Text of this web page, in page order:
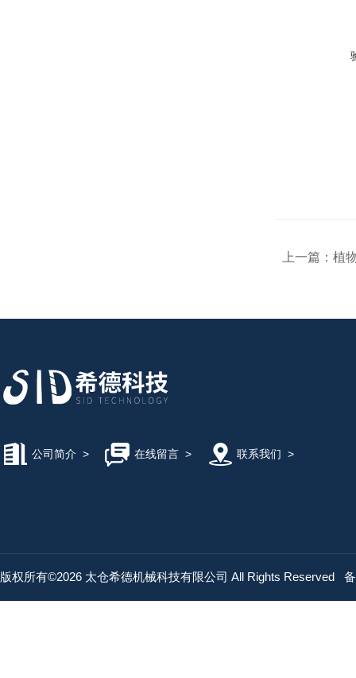
上一篇： 植物
公司简介 > 在线留言> 联系我们 >
版权所有©2026 太仓希德机械科技有限公司 All Rights Reserved